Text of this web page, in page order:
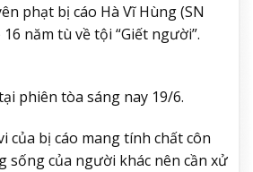
phạt bị cáo Hà Vĩ Hùng (SN
năm tù về tội “Giết người”.
phiên tòa sáng nay 19/6.
của bị cáo mang tính chất côn
sống của người khác nên cần xử